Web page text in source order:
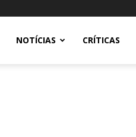
NOTÍCIAS CRÍTICAS